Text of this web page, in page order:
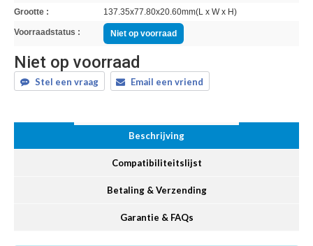
Grootte :
137.35x77.80x20.60mm(L x W x H)
Voorraadstatus : Niet op voorraad
Niet op voorraad
Stel een vraag Email een vriend
Beschrijving
Compatibiliteitslijst
Betaling & Verzending
Garantie & FAQs